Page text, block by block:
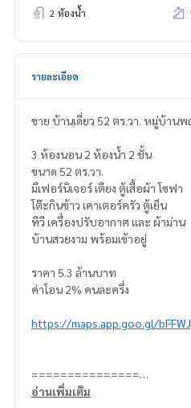
2 ห้องน้ำ
รายละเอียด
ขาย บ้านเดี่ยว 52 ตร.วา. หมู่บ้าน
3 ห้องนอน 2 ห้องน้ำ 2 ชั้น
ขนาด 52 ตร.วา.
มีเฟอร์นิเจอร์ เตียง ตู้เสื้อผ้า โซฟา
โต๊ะกินข้าว เคาเตอร์ครัว ตู้เย็น
ทีวี เครื่องปรับอากาศ และ ผ้าม่าน
บ้านสวยงาม พร้อมเข้าอยู่
ราคา 5.3 ล้านบาท
ค่าโอน 2% คนละครึ่ง
https://maps.app.goo.gl/
===============
สนใจติดต่อ คุณนริส
อ่านเพิ่มเติม